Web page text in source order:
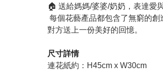
🏠 送給媽媽/婆婆/奶奶，表達愛
每個花藝產品都包含了無窮的
對方送上一份美好的回憶。
尺寸詳情
連花紙約：H45cm x W30cm